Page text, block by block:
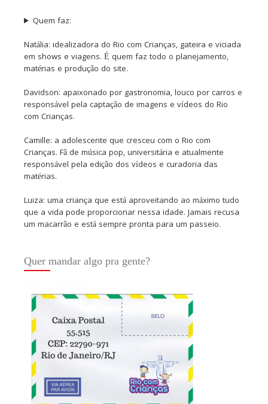
Quem faz:
Natália: idealizadora do Rio com Crianças, gateira e viciada
em shows e viagens. É quem faz todo o planejamento,
matérias e produção do site.
Davidson: apaixonado por gastronomia, louco por carros e
responsável pela captação de imagens e vídeos do Rio
com Crianças.
Camille: a adolescente que cresceu com o Rio com
Crianças. Fã de música pop, universitária e atualmente
responsável pela edição dos vídeos e curadoria das
matérias.
Luiza: uma criança que está aproveitando ao máximo tudo
que a vida pode proporcionar nessa idade. Jamais recusa
um macarrão e está sempre pronta para um passeio.
Quer mandar algo pra gente?